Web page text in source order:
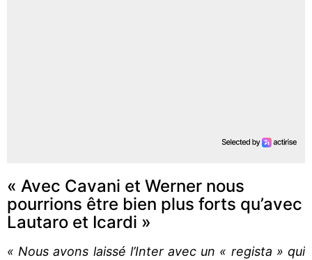
« Avec Cavani et Werner nous
pourrions être bien plus forts qu’avec
Lautaro et Icardi »
« Nous avons laissé l’Inter avec un « regista » qui